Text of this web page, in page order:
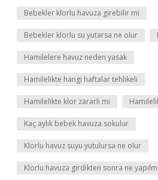
Bebekler klorlu havuza girebilir mi
Bebekler klorlu su yutarsa ne olur
Hamilelere havuz neden yasak
Hamilelikte hangi haftalar tehlikeli
Hamilelikte klor zararlı mı
Kaç aylık bebek havuza sokulur
Klorlu havuz suyu yutulursa ne olur
Klorlu havuza girdikten sonra ne